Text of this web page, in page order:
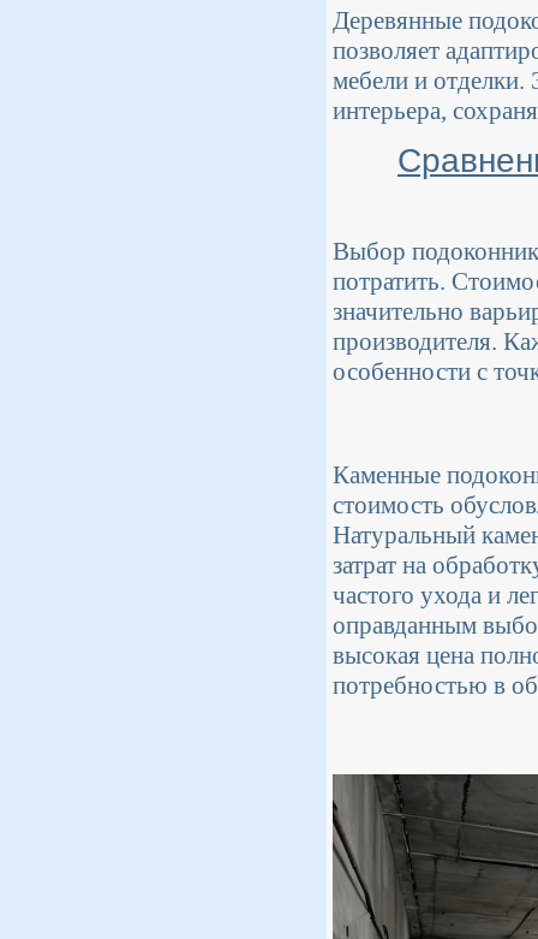
Деревянные
позволяет
мебели и отделки.
интерьера,
Выбор
потратить.
значительно
производителя.
особенности с
Каменные
стоимость
Натуральный
затрат на
частого ухода и
оправданным
высокая цена
потребностью в